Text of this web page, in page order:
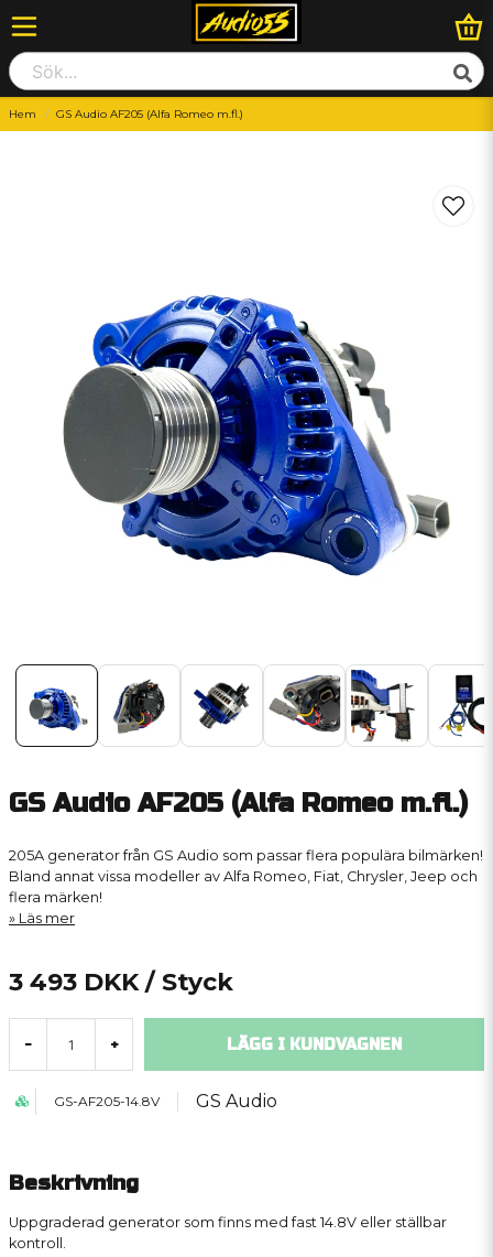
Hem GS Audio AF205 (Alfa Romeo m.fl.)
GS Audio AF205 (Alfa Romeo m.fl.)
205A generator från GS Audio som passar flera populära bilmärken!
Bland annat vissa modeller av Alfa Romeo, Fiat, Chrysler, Jeep och
flera märken!
Läs mer
3 493 DKK / Styck
- + LÄGG I KUNDVAGNEN
GS-AF205-14.8V GS Audio
Beskrivning
Uppgraderad generator som finns med fast 14.8V eller ställbar
kontroll.